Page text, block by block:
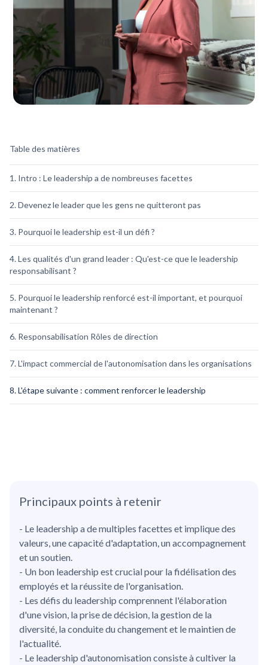
Table des matières
1. Intro : Le leadership a de nombreuses facettes
2. Devenez le leader que les gens ne quitteront pas
3. Pourquoi le leadership est-il un défi ?
4. Les qualités d'un grand leader : Qu'est-ce que le leadership
responsabilisant ?
5. Pourquoi le leadership renforcé est-il important, et pourquoi
maintenant ?
6. Responsabilisation Rôles de direction
7. L'impact commercial de l'autonomisation dans les organisations
8. L'étape suivante : comment renforcer le leadership
Principaux points à retenir
- Le leadership a de multiples facettes et implique des
valeurs, une capacité d'adaptation, un accompagnement
et un soutien.
- Un bon leadership est crucial pour la fidélisation des
employés et la réussite de l'organisation.
- Les défis du leadership comprennent l'élaboration
d'une vision, la prise de décision, la gestion de la
diversité, la conduite du changement et le maintien de
l'actualité.
- Le leadership d'autonomisation consiste à cultiver la